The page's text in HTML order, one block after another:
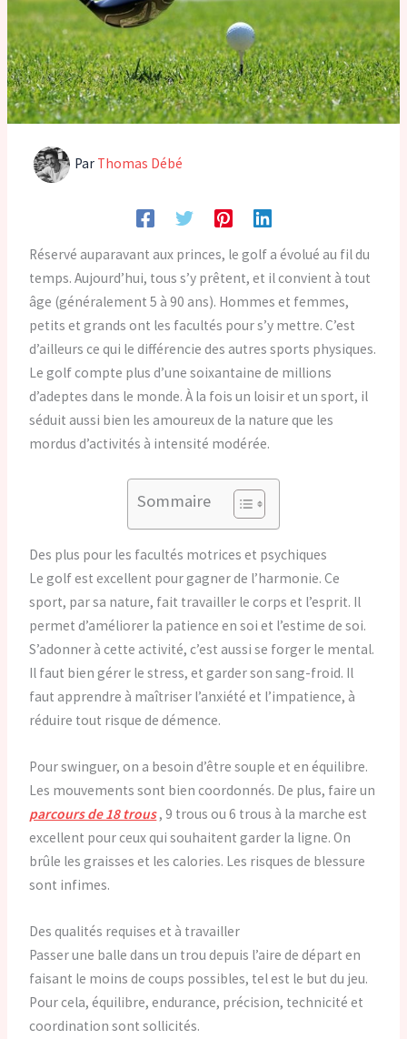
Par Thomas Débé
Réservé auparavant aux princes, le golf a évolué au fil du
temps. Aujourd’hui, tous s’y prêtent, et il convient à tout
âge (généralement 5 à 90 ans). Hommes et femmes,
petits et grands ont les facultés pour s’y mettre. C’est
d’ailleurs ce qui le différencie des autres sports physiques.
Le golf compte plus d’une soixantaine de millions
d’adeptes dans le monde. À la fois un loisir et un sport, il
séduit aussi bien les amoureux de la nature que les
mordus d’activités à intensité modérée.
Sommaire
Des plus pour les facultés motrices et psychiques
Le golf est excellent pour gagner de l’harmonie. Ce
sport, par sa nature, fait travailler le corps et l’esprit. Il
permet d’améliorer la patience en soi et l’estime de soi.
S’adonner à cette activité, c’est aussi se forger le mental.
Il faut bien gérer le stress, et garder son sang-froid. Il
faut apprendre à maîtriser l’anxiété et l’impatience, à
réduire tout risque de démence.
Pour swinguer, on a besoin d’être souple et en équilibre.
Les mouvements sont bien coordonnés. De plus, faire un
parcours de 18 trous, 9 trous ou 6 trous à la marche est
excellent pour ceux qui souhaitent garder la ligne. On
brûle les graisses et les calories. Les risques de blessure
sont infimes.
Des qualités requises et à travailler
Passer une balle dans un trou depuis l’aire de départ en
faisant le moins de coups possibles, tel est le but du jeu.
Pour cela, équilibre, endurance, précision, technicité et
coordination sont sollicités.